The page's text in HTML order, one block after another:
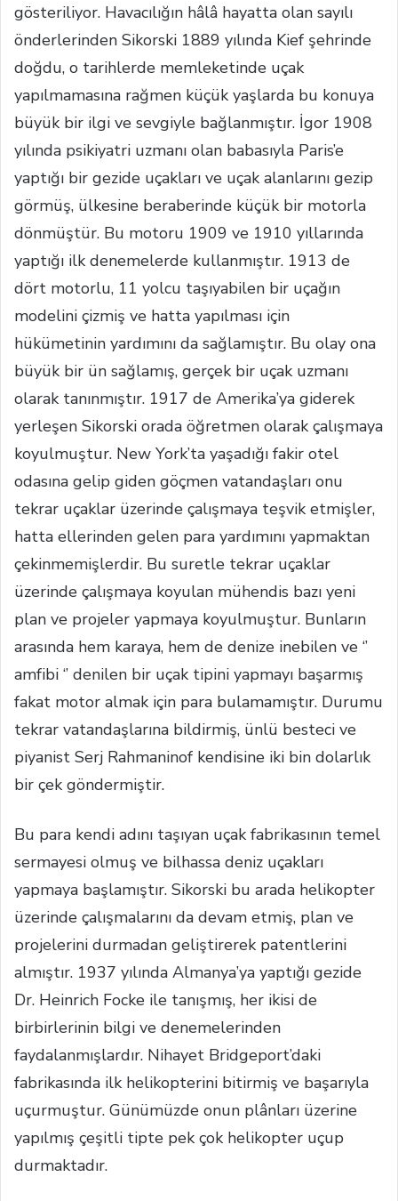
gösteriliyor. Havacılığın hâlâ hayatta olan sayılı
önderlerinden Sikorski 1889 yılında Kief şehrinde
doğdu, o tarihlerde memleketinde uçak
yapılmamasına rağmen küçük yaşlarda bu konuya
büyük bir ilgi ve sevgiyle bağlanmıştır. İgor 1908
yılında psikiyatri uzmanı olan babasıyla Paris’e
yaptığı bir gezide uçakları ve uçak alanlarını gezip
görmüş, ülkesine beraberinde küçük bir motorla
dönmüştür. Bu motoru 1909 ve 1910 yıllarında
yaptığı ilk denemelerde kullanmıştır. 1913 de
dört motorlu, 11 yolcu taşıyabilen bir uçağın
modelini çizmiş ve hatta yapılması için
hükümetinin yardımını da sağlamıştır. Bu olay ona
büyük bir ün sağlamış, gerçek bir uçak uzmanı
olarak tanınmıştır. 1917 de Amerika’ya giderek
yerleşen Sikorski orada öğretmen olarak çalışmaya
koyulmuştur. New York’ta yaşadığı fakir otel
odasına gelip giden göçmen vatandaşları onu
tekrar uçaklar üzerinde çalışmaya teşvik etmişler,
hatta ellerinden gelen para yardımını yapmaktan
çekinmemişlerdir. Bu suretle tekrar uçaklar
üzerinde çalışmaya koyulan mühendis bazı yeni
plan ve projeler yapmaya koyulmuştur. Bunların
arasında hem karaya, hem de denize inebilen ve ‘’
amfibi ‘’ denilen bir uçak tipini yapmayı başarmış
fakat motor almak için para bulamamıştır. Durumu
tekrar vatandaşlarına bildirmiş, ünlü besteci ve
piyanist Serj Rahmaninof kendisine iki bin dolarlık
bir çek göndermiştir.
Bu para kendi adını taşıyan uçak fabrikasının temel
sermayesi olmuş ve bilhassa deniz uçakları
yapmaya başlamıştır. Sikorski bu arada helikopter
üzerinde çalışmalarını da devam etmiş, plan ve
projelerini durmadan geliştirerek patentlerini
almıştır. 1937 yılında Almanya’ya yaptığı gezide
Dr. Heinrich Focke ile tanışmış, her ikisi de
birbirlerinin bilgi ve denemelerinden
faydalanmışlardır. Nihayet Bridgeport’daki
fabrikasında ilk helikopterini bitirmiş ve başarıyla
uçurmuştur. Günümüzde onun plânları üzerine
yapılmış çeşitli tipte pek çok helikopter uçup
durmaktadır.